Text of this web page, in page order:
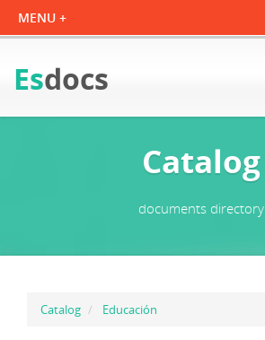
Esdocs
Catalog
documents directory
Catalog Educación